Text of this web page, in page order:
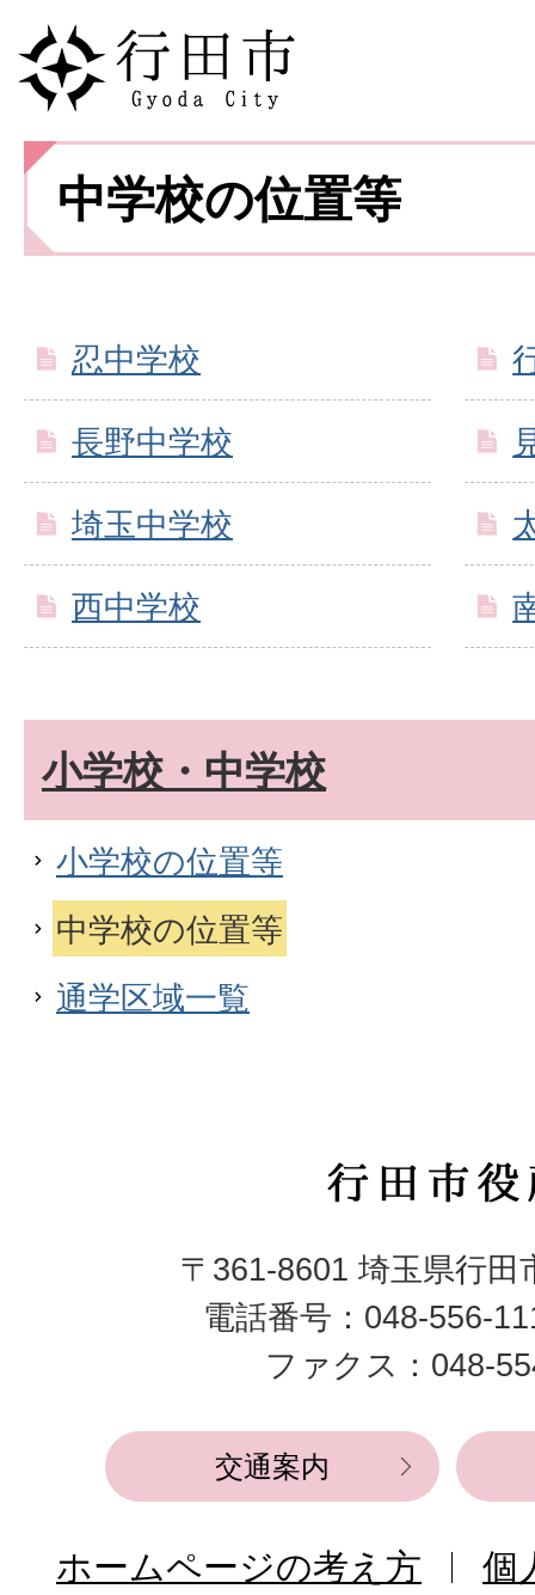
中学校の位置等
忍中学校
長野中学校
埼玉中学校
西中学校
小学校・中学校
小学校の位置等
中学校の位置等
通学区域一覧
行
市
役
所
〒361-8601 埼玉県行田
電話番号：048-556-
ファクス：048-
交通案内
ホームページの考え方
個